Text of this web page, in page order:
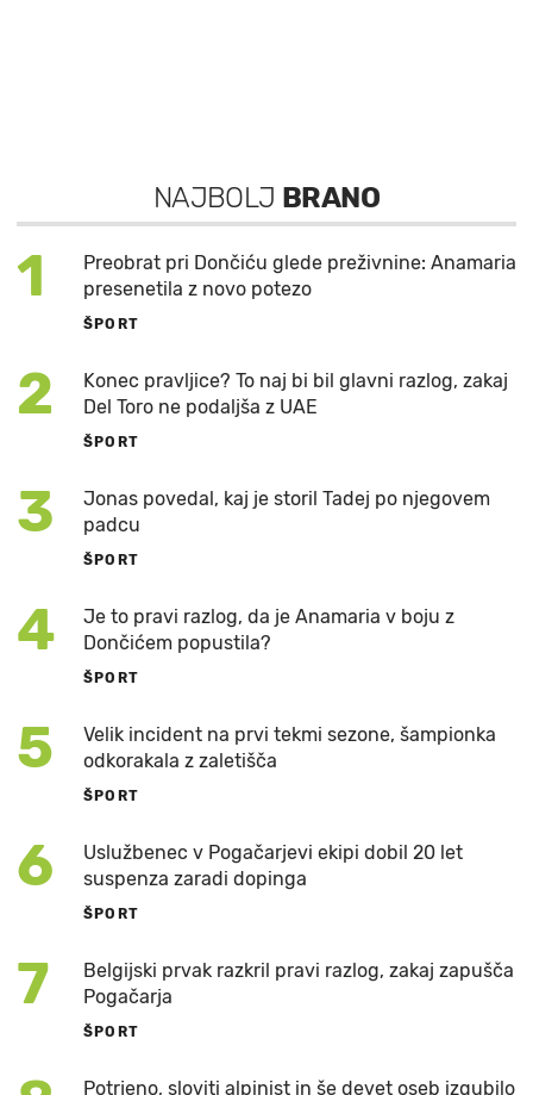
NAJBOLJ BRANO
1
Preobrat pri Dončiću glede preživnine: Anamaria
presenetila z novo potezo
ŠPORT
2
Konec pravljice? To naj bi bil glavni razlog, zakaj
Del Toro ne podaljša z UAE
ŠPORT
3
Jonas povedal, kaj je storil Tadej po njegovem
padcu
ŠPORT
4
Je to pravi razlog, da je Anamaria v boju z
Dončićem popustila?
ŠPORT
5
Velik incident na prvi tekmi sezone, šampionka
odkorakala z zaletišča
ŠPORT
6
Uslužbenec v Pogačarjevi ekipi dobil 20 let
suspenza zaradi dopinga
ŠPORT
7
Belgijski prvak razkril pravi razlog, zakaj zapušča
Pogačarja
ŠPORT
Potrjeno, sloviti alpinist in še devet oseb izgubilo